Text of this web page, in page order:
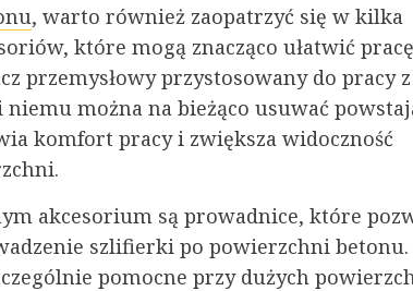
, warto również zaopatrzyć się w kilka
które mogą znacząco ułatwić
przemysłowy przystosowany do pracy z
można na bieżąco usuwać
komfort pracy i zwiększa widoczność
akcesorium są prowadnice, które
szlifierki po powierzchni betonu.
pomocne przy dużych